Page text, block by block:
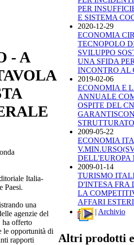
- A
Italia-
Paesi.
una
agenzie del
ha offerto
le opportunità di
rapporti
PER
E SISTEMA
2020-12-29
ECONOMIA
TECNOPOLO
SVILUPPO
UNA SFIDA
INCONTRO AL
2019-02-06
ECONOMIA E
ANNUALE
OSPITE DEL
2009-05-22
ECONOMIA
2009-01-14
TURISMO
D'INTESA FRA
LA
AFFARI ESTERI
| Archivio
Altri prodotti